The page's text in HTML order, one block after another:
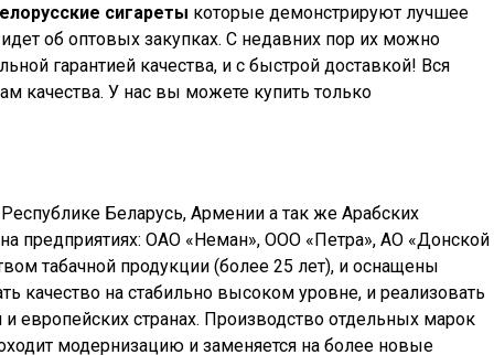
сигареты которые демонстрируют лучшее
об оптовых закупках. С недавних пор их можно
гарантией качества, и с быстрой доставкой! Вся
качества. У нас вы можете купить только
Беларусь, Армении а так же Арабских
предприятиях: ОАО «Неман», ООО «Петра», АО «Донской
табачной продукции (более 25 лет), и оснащены
качество на стабильно высоком уровне, и реализовать
европейских странах. Производство отдельных марок
модернизацию и заменяется на более новые